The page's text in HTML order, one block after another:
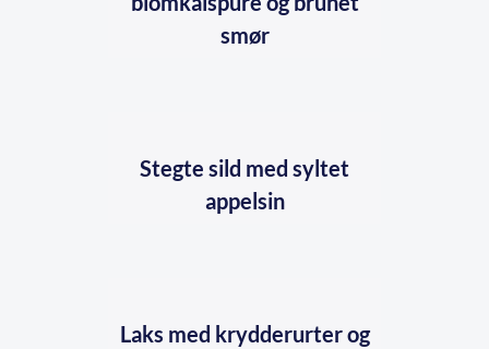
smør
Stegte sild med syltet
appelsin
Laks med krydderurter og